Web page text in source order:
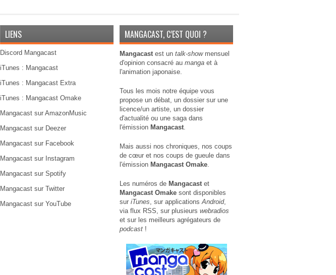
LIENS
Discord Mangacast
iTunes : Mangacast
iTunes : Mangacast Extra
iTunes : Mangacast Omake
Mangacast sur AmazonMusic
Mangacast sur Deezer
Mangacast sur Facebook
Mangacast sur Instagram
Mangacast sur Spotify
Mangacast sur Twitter
Mangacast sur YouTube
MANGACAST, C’EST QUOI ?
Mangacastest un talk-showmensuel
d'opinion consacré au manga et à
l'animation japonaise.
Tous les mois notre équipe vous
propose un débat, un dossier sur une
licence/un artiste, un dossier
d'actualité ou une saga dans
l'émission Mangacast.
Mais aussi nos chroniques, nos coups
de cœur et nos coups de gueule dans
l'émission Mangacast Omake.
Les numéros de Mangacastet
Mangacast Omake sont disponibles
sur iTunes, sur applicationsAndroid,
via flux RSS, sur plusieurs webradios
et sur les meilleurs agrégateurs de
podcast !